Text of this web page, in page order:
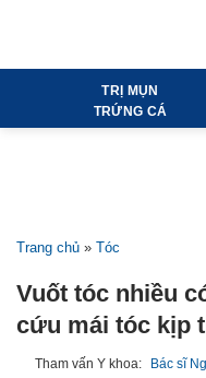
nội
TRỊ MỤN
TRỨNG CÁ
Trang chủ» Tóc
Vuốt tóc nhiều có
tóc kịp thời
Tham vấn Y khoa: Bác sĩ